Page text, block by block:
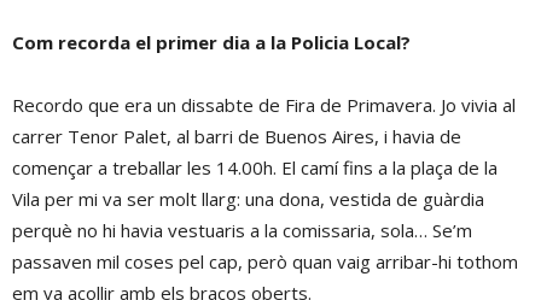
Com recorda el primer dia a la Policia Local?
Recordo que era un dissabte de Fira de Primavera. Jo vivia al
carrer Tenor Palet, al barri de Buenos Aires, i havia de
començar a treballar les 14.00h. El camí fins a la plaça de la
Vila per mi va ser molt llarg: una dona, vestida de guàrdia
perquè no hi havia vestuaris a la comissaria, sola… Se’m
passaven mil coses pel cap, però quan vaig arribar-hi tothom
em va acollir amb els braços oberts.